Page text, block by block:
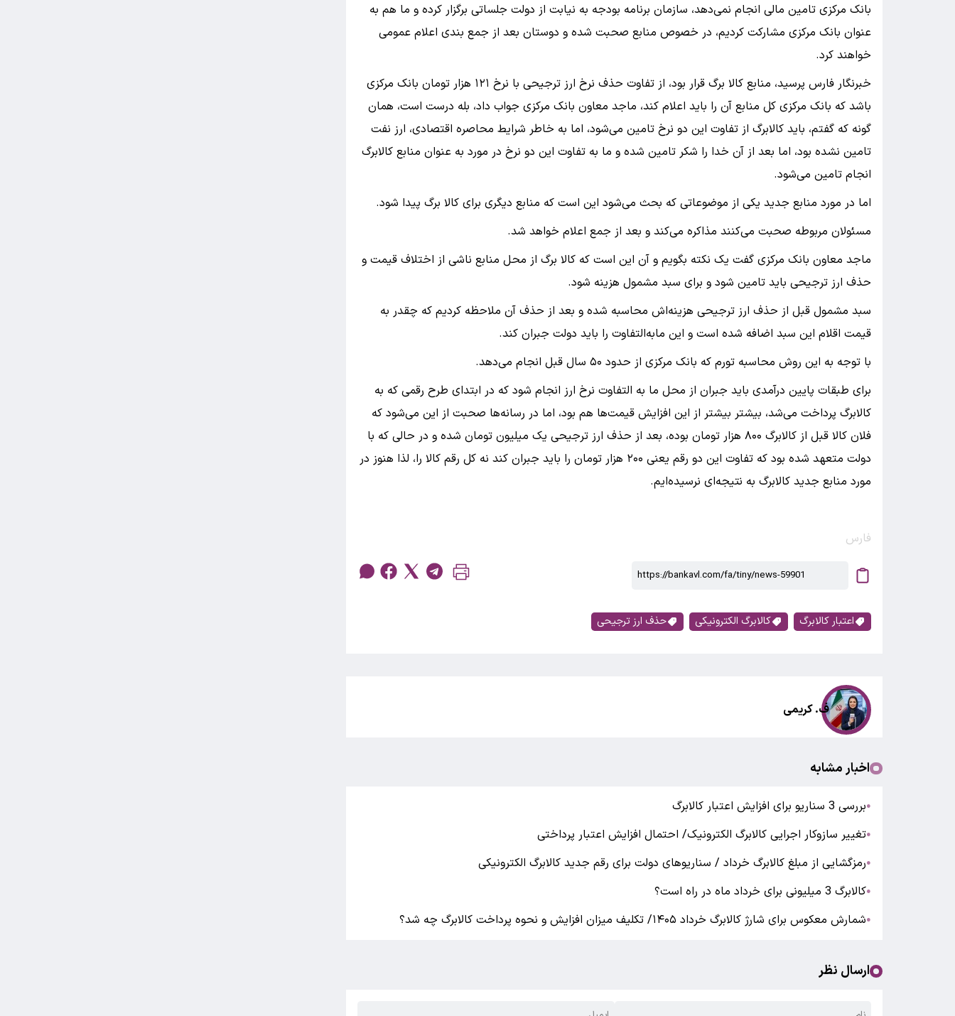
بانک مرکزی تامین مالی انجام نمی‌دهد، سازمان برنامه بودجه به نیابت از دولت جلساتی برگزار کرده و ما هم به
عنوان بانک مرکزی مشارکت کردیم، در خصوص منابع صحبت شده و دوستان بعد از جمع بندی اعلام عمومی
خواهند کرد.
خبرنگار فارس پرسید، منابع کالا برگ قرار بود، از تفاوت حذف نرخ ارز ترجیحی با نرخ ۱۲۱ هزار تومان بانک مرکزی
باشد که بانک مرکزی کل منابع آن را باید اعلام کند، ماجد معاون بانک مرکزی جواب داد، بله درست است، همان
گونه که گفتم، باید کالابرگ از تفاوت این دو نرخ تامین می‌شود، اما به خاطر شرایط محاصره اقتصادی، ارز نفت
تامین نشده بود، اما بعد از آن خدا را شکر تامین شده و ما به تفاوت این دو نرخ در مورد به عنوان منابع کالابرگ
انجام تامین می‌شود.
اما در مورد منابع جدید یکی از موضوعاتی که بحث می‌شود این است که منابع دیگری برای کالا برگ پیدا شود.
مسئولان مربوطه صحبت می‌کنند مذاکره می‌کند و بعد از جمع اعلام خواهد شد.
ماجد معاون بانک مرکزی گفت یک نکته بگویم و آن این است که کالا برگ از محل منابع ناشی از اختلاف قیمت و
حذف ارز ترجیحی باید تامین شود و برای سبد مشمول هزینه شود.
سبد مشمول قبل از حذف ارز ترجیحی هزینه‌اش محاسبه شده و بعد از حذف آن ملاحظه کردیم که چقدر به
قیمت اقلام این سبد اضافه شده است و این مابه‌التفاوت را باید دولت جبران کند.
با توجه به این روش محاسبه تورم که بانک مرکزی از حدود ۵۰ سال قبل انجام می‌دهد.
برای طبقات پایین درآمدی باید جبران از محل ما به التفاوت نرخ ارز انجام شود که در ابتدای طرح رقمی که به
کالابرگ پرداخت می‌شد، بیشتر بیشتر از این افزایش قیمت‌ها هم بود، اما در رسانه‌ها صحبت از این می‌شود که
فلان کالا قبل از کالابرگ ۸۰۰ هزار تومان بوده، بعد از حذف ارز ترجیحی یک میلیون تومان شده و در حالی که با
دولت متعهد شده بود که تفاوت این دو رقم یعنی ۲۰۰ هزار تومان را باید جبران کند نه کل رقم کالا را، لذا هنوز در
مورد منابع جدید کالابرگ به نتیجه‌ای نرسیده‌ایم.
فارس
اعتبار کالابرگ کالابرگ الکترونیکی حذف ارز ترجیحی
ف. کریمی
اخبار مشابه
●بررسی 3 سناریو برای افزایش اعتبار کالابرگ
●تغییر سازوکار اجرایی کالابرگ الکترونیک/ احتمال افزایش اعتبار پرداختی
●رمزگشایی از مبلغ کالابرگ خرداد / سناریوهای دولت برای رقم جدید کالابرگ الکترونیکی
●کالابرگ 3 میلیونی برای خرداد ماه در راه است؟
●شمارش معکوس برای شارژ کالابرگ خرداد ۱۴۰۵/ تکلیف میزان افزایش و نحوه پرداخت کالابرگ چه شد؟
ارسال نظر